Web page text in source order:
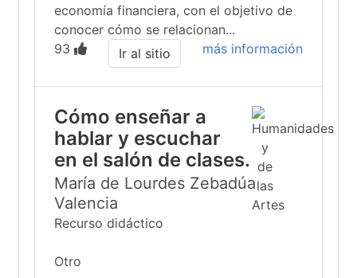
economía financiera, con el objetivo de
conocer cómo se relacionan...
93
más información
Ir al sitio
Cómo enseñar a
hablar y escuchar
en el salón de clases.
María de Lourdes Zebadúa
Valencia
Recurso didáctico
Otro